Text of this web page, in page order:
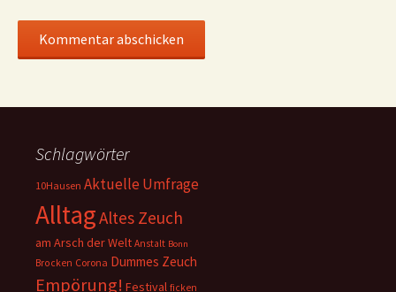
Schlagwörter
10Hausen Aktuelle Umfrage
AlltagAltes Zeuch
am Arsch der Welt Anstalt Bonn
Brocken Corona Dummes Zeuch
Empörung! Festival ficken